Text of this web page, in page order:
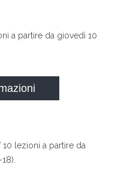
a partire da giovedì 10
10 lezioni a partire da